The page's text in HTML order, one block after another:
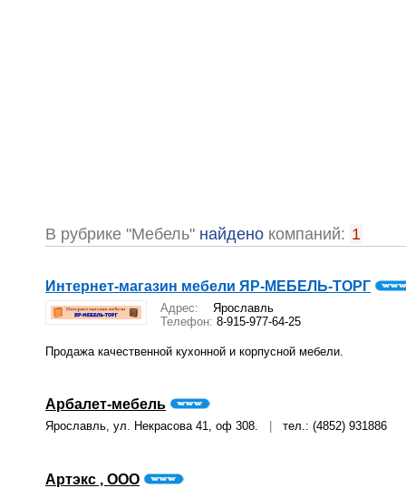
В рубрике "Мебель" найдено компаний: 1
Интернет-магазин мебели ЯР-МЕБЕЛЬ-ТОРГ
Адрес:
Ярославль
Телефон: 8-915-977-64-25
Продажа качественной кухонной и корпусной мебели.
Арбалет-мебель
Ярославль, ул. Некрасова 41, оф 308. тел.: (4852) 931886
Артэкс , ООО